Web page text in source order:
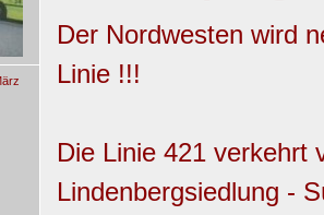
Der Nordwesten wird
Linie !!!
Die Linie 421 verkehrt
Lindenbergsiedlung -